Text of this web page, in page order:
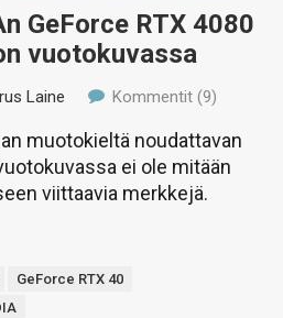
GeForce RTX 4080
vuotokuvassa
Laine Kommentit (9)
muotokieltä noudattavan
ei ole mitään
viittaavia merkkejä.
GeForce RTX 40